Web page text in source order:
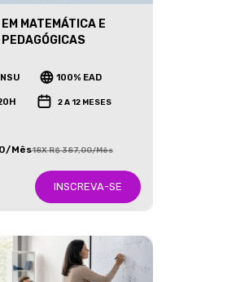
MATEMÁTICA E
100% EAD
2 A 12 MESES
Mês18X R$ 387,00/Mês
INSCREVA-SE